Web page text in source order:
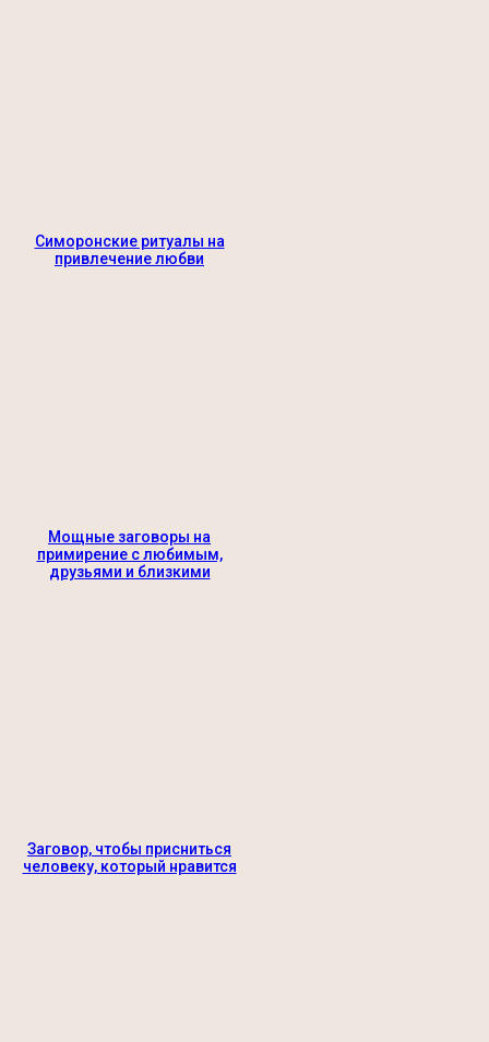
Симоронские ритуалы на
привлечение любви
Мощные заговоры на
примирение с любимым,
друзьями и близкими
Заговор, чтобы присниться
человеку, который нравится